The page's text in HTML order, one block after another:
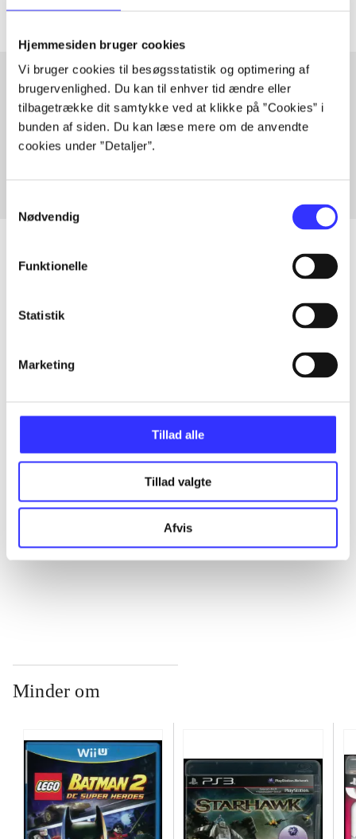
Hjemmesiden bruger cookies
Vi bruger cookies til besøgsstatistik og optimering af
brugervenlighed. Du kan til enhver tid ændre eller
tilbagetrække dit samtykke ved at klikke på ”Cookies” i
bunden af siden. Du kan læse mere om de anvendte
cookies under ”Detaljer”.
Nødvendig
Funktionelle
Statistik
Marketing
Tillad alle
Tillad valgte
Afvis
Artikler med samme emner
Alle registrerede artikler fordelt på udgivelser
...
...
...
Minder om